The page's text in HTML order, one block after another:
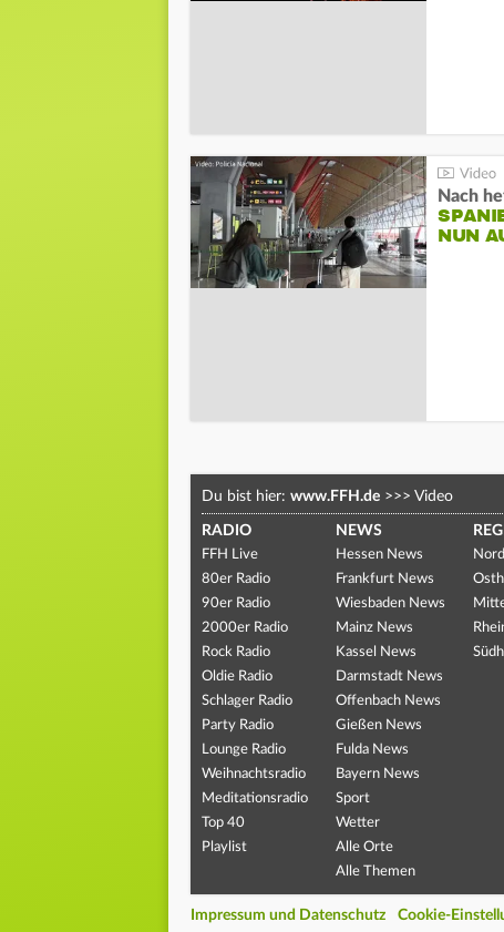
Nach
NUN
Du bist hier: www.FFH.de >>> Video
RADIO
FFH Live
80er Radio
90er Radio
2000er Radio
Rock Radio
Oldie Radio
Schlager Radio
Party Radio
Lounge Radio
Weihnachtsradio
Meditationsradio
Top 40
Playlist
NEWS
Hessen News
Frankfurt News
Wiesbaden News
Mainz News
Kassel News
Darmstadt News
Offenbach News
Gießen News
Fulda News
Bayern News
Sport
Wetter
Alle Orte
Alle Themen
Impressum und Datenschutz Cookie-